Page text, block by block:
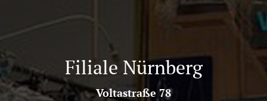
Filiale Nürnberg
Voltastraße 78